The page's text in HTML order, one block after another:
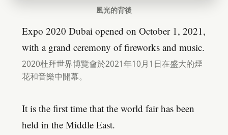
風光的背後
Expo 2020 Dubai opened on October 1, 2021,
with a grand ceremony of fireworks and music.
2020杜拜世界博覽會於2021年10月1日在盛大的煙
花和音樂中開幕。
It is the first time that the world fair has been
held in the Middle East.